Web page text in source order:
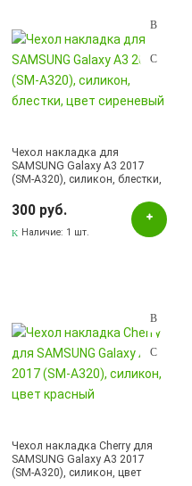
Чехол накладка для
SAMSUNG Galaxy A3 2017
(SM-A320), силикон, блестки,
300 руб.
Наличие: 1 шт.
Чехол накладка Cherry для
SAMSUNG Galaxy A3 2017
(SM-A320), силикон, цвет